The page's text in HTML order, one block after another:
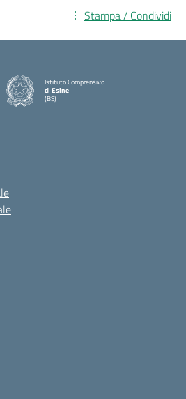
Stampa / Condividi
Istituto Comprensivo
di Esine
(BS)